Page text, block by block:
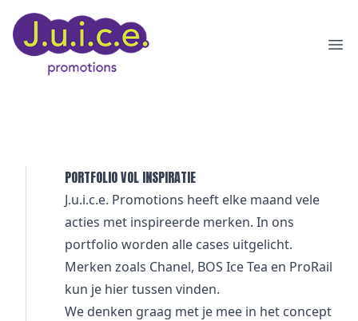
PORTFOLIO VOL INSPIRATIE
J.u.i.c.e. Promotions heeft elke maand vele
acties met inspireerde merken. In ons
portfolio worden alle cases uitgelicht.
Merken zoals Chanel, BOS Ice Tea en ProRail
kun je hier tussen vinden.
We denken graag met je mee in het concept